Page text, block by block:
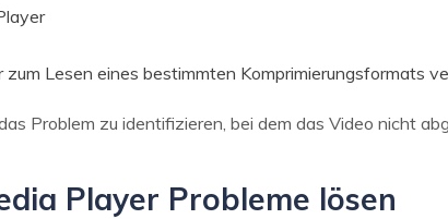
zum Lesen eines bestimmten Komprimierungsformats
Problem zu identifizieren, bei dem das Video nicht
Player Probleme lösen